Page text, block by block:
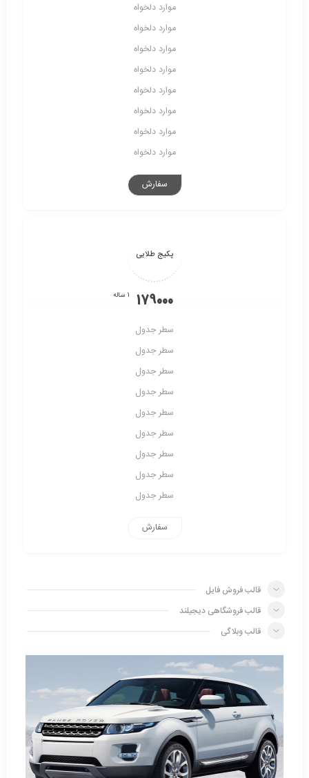
موارد دلخواه
موارد دلخواه
موارد دلخواه
موارد دلخواه
موارد دلخواه
موارد دلخواه
موارد دلخواه
موارد دلخواه
سفارش
پکیج طلایی
179000 1 ساله
سطر جدول
سطر جدول
سطر جدول
سطر جدول
سطر جدول
سطر جدول
سطر جدول
سطر جدول
سطر جدول
سفارش
قالب فروش فایل
قالب فروشگاهی دیجیلند
قالب وبلاگی